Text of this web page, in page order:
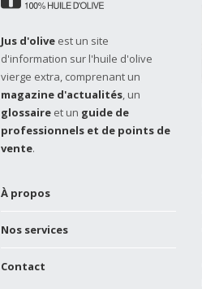
Jus d'olive est un site
d'information sur l'huile d'olive
vierge extra, comprenant un
magazine d'actualités, un
glossaire et un guide de
professionnels et de points de
vente.
À propos
Nos services
Contact